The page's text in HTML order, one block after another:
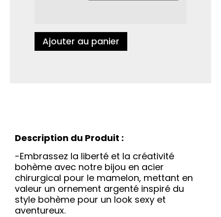
Ajouter au panier
Description du Produit :
-Embrassez la liberté et la créativité
bohème avec notre bijou en acier
chirurgical pour le mamelon, mettant en
valeur un ornement argenté inspiré du
style bohème pour un look sexy et
aventureux.